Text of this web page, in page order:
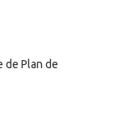
de Plan de